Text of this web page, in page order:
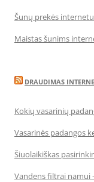
Šunų prekės internetu
Maistas šunims
DRAUDIMAS
Kokių vasarinių
Vasarinės padangos
Šiuolaikiškas
Vandens filtrai namui